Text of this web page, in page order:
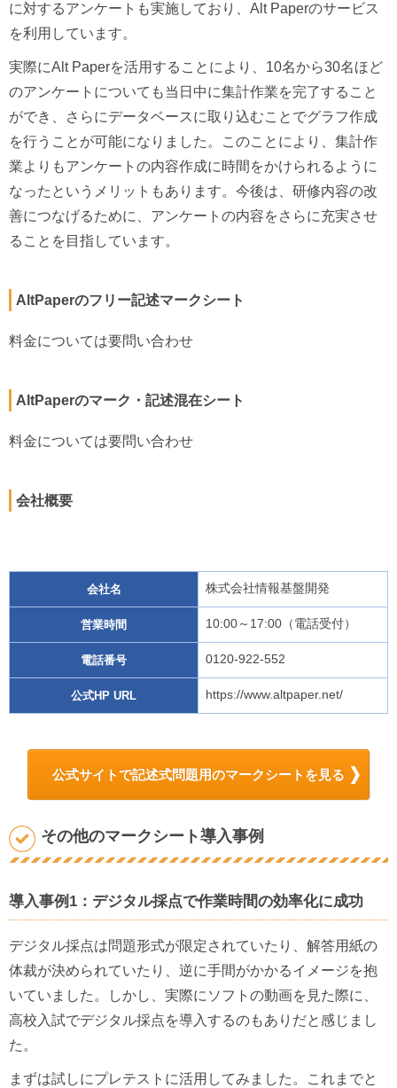
に対するアンケートも実施しており、Alt Paperのサービス
を利用しています。
実際にAlt Paperを活用することにより、10名から30名ほど
のアンケートについても当日中に集計作業を完了すること
ができ、さらにデータベースに取り込むことでグラフ作成
を行うことが可能になりました。このことにより、集計作
業よりもアンケートの内容作成に時間をかけられるように
なったというメリットもあります。今後は、研修内容の改
善につなげるために、アンケートの内容をさらに充実させ
ることを目指しています。
AltPaperのフリー記述マークシート
料金については要問い合わせ
AltPaperのマーク・記述混在シート
料金については要問い合わせ
会社概要
会社名 株式会社情報基盤開発
営業時間 10:00～17:00（電話受付）
電話番号 0120-922-552
公式HP URL https://www.altpaper.net/
公式サイトで記述式問題用のマークシートを見る
その他のマークシート導入事例
導入事例1：デジタル採点で作業時間の効率化に成功
デジタル採点は問題形式が限定されていたり、解答用紙の
体裁が決められていたり、逆に手間がかかるイメージを抱
いていました。しかし、実際にソフトの動画を見た際に、
高校入試でデジタル採点を導入するのもありだと感じまし
た。
まずは試しにプレテストに活用してみました。これまでと